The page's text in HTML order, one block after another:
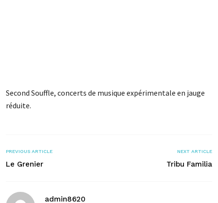
Second Souffle, concerts de musique expérimentale en jauge
réduite.
PREVIOUS ARTICLE
Le Grenier
NEXT ARTICLE
Tribu Familia
admin8620